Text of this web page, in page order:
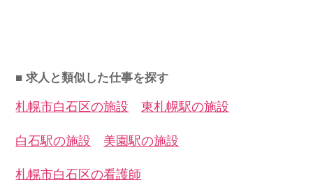
■ 求人と類似した仕事を探す
札幌市白石区の施設 東札幌駅の施設
白石駅の施設 美園駅の施設
札幌市白石区の看護師